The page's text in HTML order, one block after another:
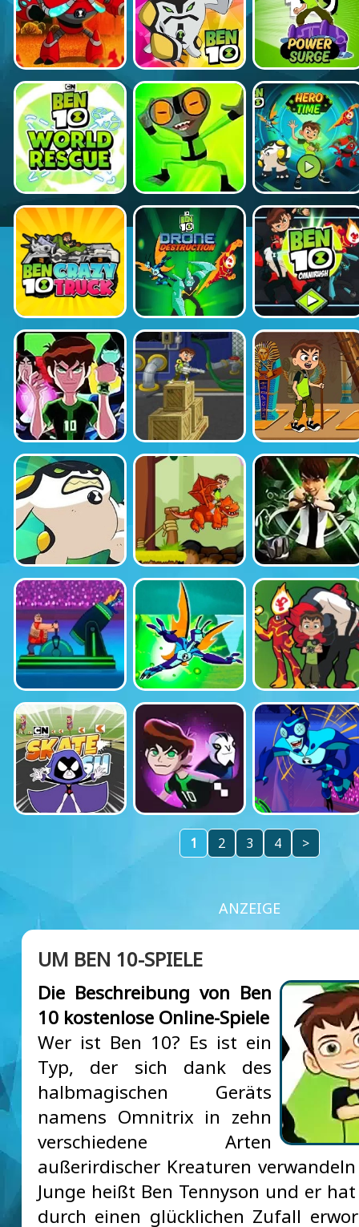
1 2 3 4 >
ANZEIGE
UM BEN 10-SPIELE
Die Beschreibung von Ben
10 kostenlose Online-Spiele
Wer ist Ben 10? Es ist ein
Typ, der sich dank des
halbmagischen Geräts
namens Omnitrix in zehn
verschiedene Arten
außerirdischer Kreaturen
Junge heißt Ben Tennyson und er
durch einen glücklichen Zufall